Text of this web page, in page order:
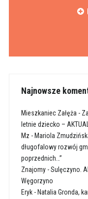
Najnowsze
Mieszkaniec Załęża -
letnie dziecko –
Mz - Mariola
długofalowy rozwój
poprzednich…”
Znajomy-Sulęczyno.
Węgorzyno
Eryk- Natalia Gronda,